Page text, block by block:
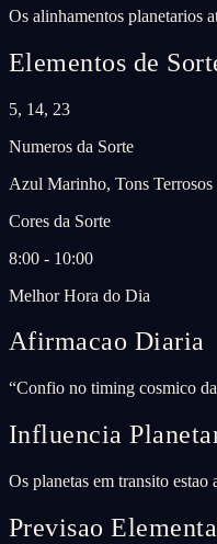
Os alinhamentos planetarios
Elementos de
5, 14, 23
Numeros da Sorte
Azul Marinho, Tons Terrosos
Cores da Sorte
8:00 - 10:00
Melhor Hora do Dia
Afirmacao Diaria
“Confio no timing cosmico da
Influencia
Os planetas em transito estao
Previsao